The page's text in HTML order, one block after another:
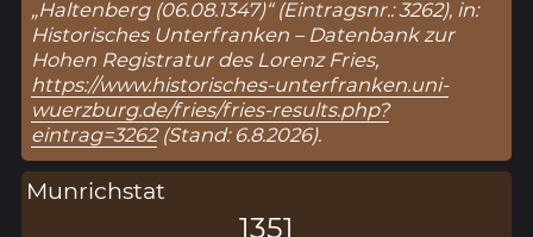
„Haltenberg (06.08.1347)“ (Eintragsnr.: 3262), in:
Historisches Unterfranken – Datenbank zur
Hohen Registratur des Lorenz Fries,
https://www.historisches-unterfranken.uni-
wuerzburg.de/fries/fries-results.php?
eintrag=3262(Stand: 6.8.2026).
Munrichstat
1351